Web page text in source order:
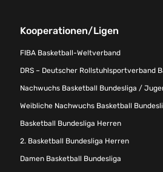
Kooperationen/Ligen
FIBA Basketball-Weltverband
DRS – Deutscher Rollstuhlsportverband
Nachwuchs Basketball Bundesliga /
Weibliche Nachwuchs Basketball
Basketball Bundesliga Herren
2. Basketball Bundesliga Herren
Damen Basketball Bundesliga